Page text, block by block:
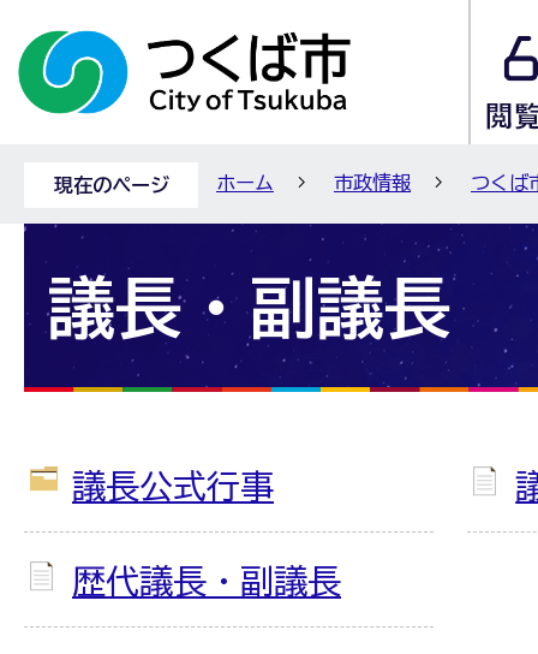
現在のページ ホーム 市政情報 つくば
議長・副議長
議長公式行事
歴代議長・副議長